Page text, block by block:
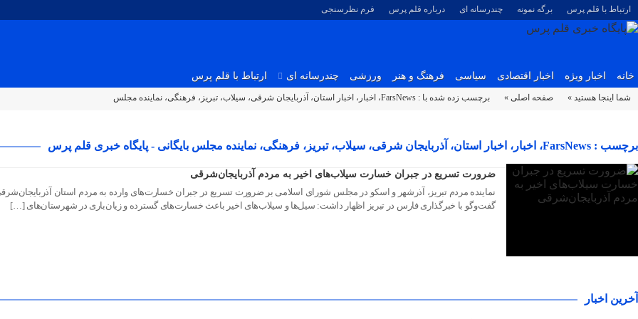
ارتباط با قلم پرس برگه نمونه چندرسانه ای درباره قلم پرس فرم نظرسنجی
خانه اخبار ویژه اخبار اقتصادی سیاسی فرهنگ و هنر ورزشی چندرسانه ای ارتباط با قلم پرس
شما اینجا هستید » صفحه اصلی » برچسب زده شده با : FarsNews، اخبار، اخبار استان، آذربایجان شرقی،‌ سیلاب‌، تبریز، فرهنگی، نماینده مجلس
برچسب : FarsNews، اخبار، اخبار استان، آذربایجان شرقی،‌ سیلاب‌، تبریز، فرهنگی، نماینده مجلس بایگانی - پایگاه خبری قلم پرس
ضرورت تسریع در جبران خسارت‌ سیلاب‌های اخیر به مردم آذربایجان‌شرقی
نماینده مردم تبریز، آذرشهر و اسکو در مجلس شورای اسلامی بر ضرورت تسریع در جبران خسارت‌های وارده به مردم استان
گفت‌وگو با خبرگذاری فارس در تبریز اظهار داشت: سیل‌ها و سیلاب‌های اخیر باعث خسارت‌های گسترده و زیان‌باری در شهرستان‌های […]
آخرین اخبار